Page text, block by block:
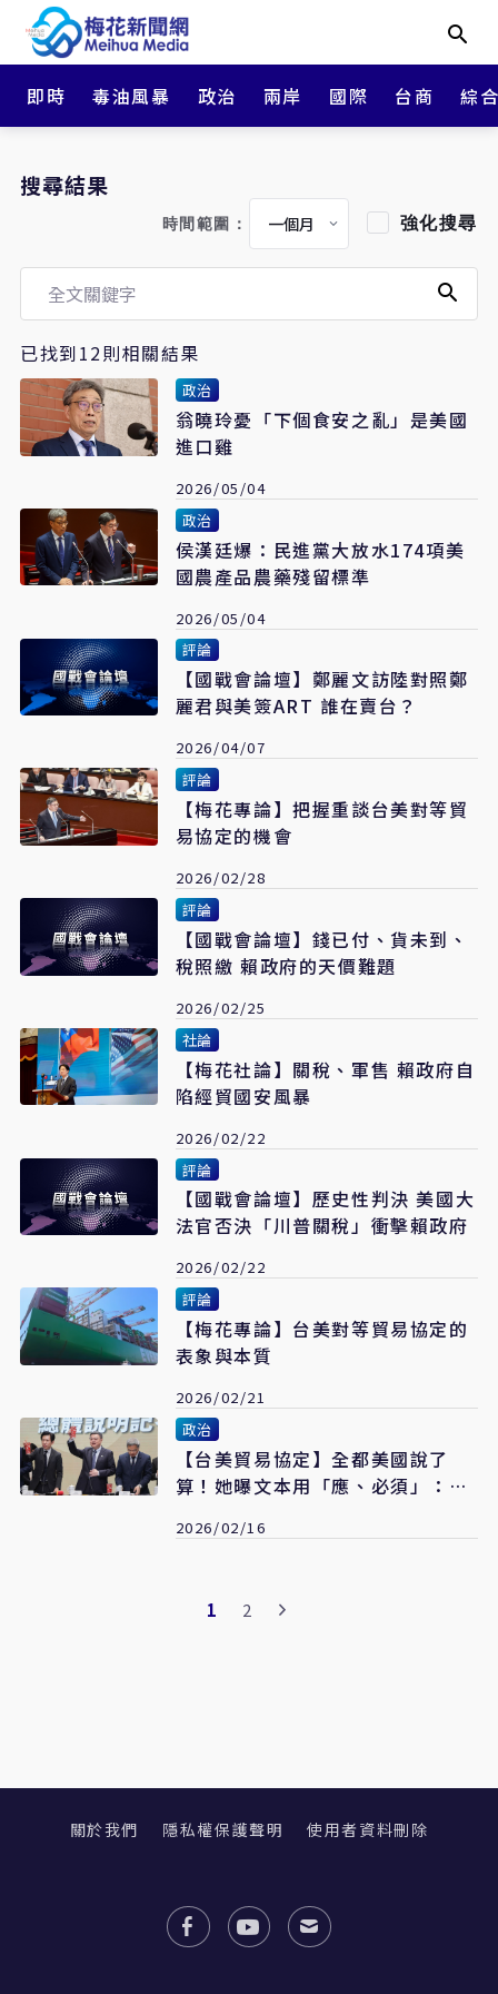
即時 毒油風暴 政治 兩岸 國際 台商 綜
搜尋結果
時間範圍： 強化搜尋
已找到12則相關結果
政治
翁曉玲憂「下個食安之亂」是美國
進口雞
2026/05/04
政治
侯漢廷爆：民進黨大放水174項美
國農產品農藥殘留標準
2026/05/04
評論
【國戰會論壇】鄭麗文訪陸對照鄭
麗君與美簽ART 誰在賣台？
2026/04/07
評論
【梅花專論】把握重談台美對等貿
易協定的機會
2026/02/28
評論
【國戰會論壇】錢已付、貨未到、
稅照繳 賴政府的天價難題
2026/02/25
社論
【梅花社論】關稅、軍售 賴政府自
陷經貿國安風暴
2026/02/22
評論
【國戰會論壇】歷史性判決 美國大
法官否決「川普關稅」衝擊賴政府
2026/02/22
評論
【梅花專論】台美對等貿易協定的
表象與本質
2026/02/21
政治
【台美貿易協定】全都美國說了
算！她曝文本用「應、必須」：連
2026/02/16
1 2
關於我們 隱私權保護聲明 使用者資料刪除